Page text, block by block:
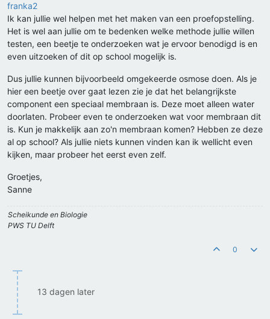
franka2
Ik kan jullie wel helpen met het maken van een proefopstelling.
Het is wel aan jullie om te bedenken welke methode jullie willen
testen, een beetje te onderzoeken wat je ervoor benodigd is en
even uitzoeken of dit op school mogelijk is.
Dus jullie kunnen bijvoorbeeld omgekeerde osmose doen. Als je
hier een beetje over gaat lezen zie je dat het belangrijkste
component een speciaal membraan is. Deze moet alleen water
doorlaten. Probeer even te onderzoeken wat voor membraan dit
is. Kun je makkelijk aan zo'n membraan komen? Hebben ze deze
al op school? Als jullie niets kunnen vinden kan ik wellicht even
kijken, maar probeer het eerst even zelf.
Groetjes,
Sanne
Scheikunde en Biologie
PWS TU Delft
0
13 dagen later